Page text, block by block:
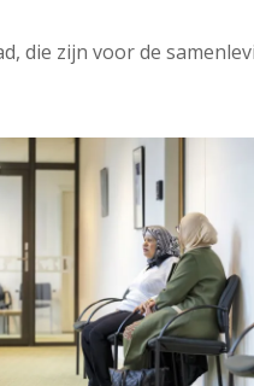
die zijn voor de